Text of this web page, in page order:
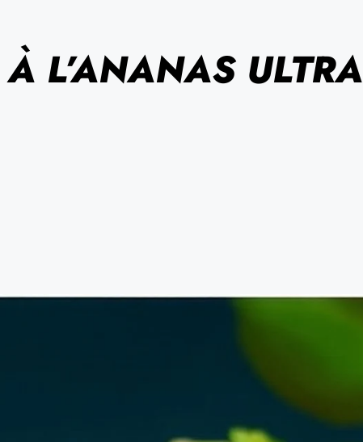
L’ANANAS ULTRA